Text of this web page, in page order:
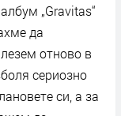
„Gravitas“
да
отново в
сериозно
си, а за